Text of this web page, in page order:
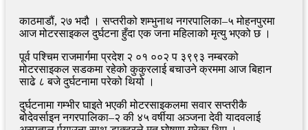
काठमाडौं, २७ भदौ । सप्तरीको शम्भुनाथ नगरपालिका–५ मोहनपुरमा
आज मोटरसाइकल दुर्घटना हुँदा एक जना महिलाको मृत्यु भएको छ ।
पूर्व पश्चिम राजमार्गमा प्रदेश २ ०१ ००२ प ३९९३ नम्बरको
मोटरसाइकल सडकमा रहेको कुकुरलाई बचाउने क्रममा आज बिहान
साढे ८ बजे दुर्घटनामा परेको थियो ।
दुर्घटनामा गम्भीर घाइते भएकी मोटरसाइकलमा सवार सप्तरीकै
बोदेवर्साइन नगरपालिका–२ की ४५ वर्षीया अञ्जना देवी यादवलाई